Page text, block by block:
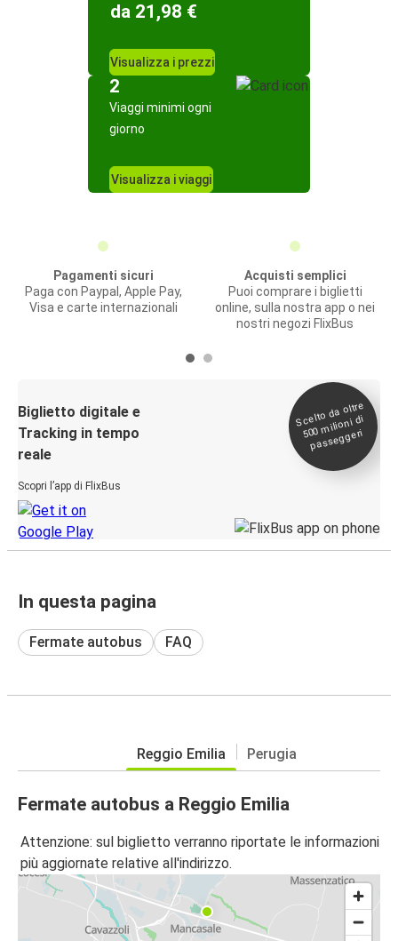
da 21,98 €
Visualizza i prezzi
2
Viaggi minimi ogni
giorno
Visualizza i viaggi
Pagamenti sicuri
Paga con Paypal, Apple Pay,
Visa e carte internazionali
Acquisti semplici
Puoi comprare i biglietti
online, sulla nostra app o nei
nostri negozi FlixBus
Biglietto digitale e
Tracking in tempo
reale
Scopri l’app di FlixBus
Scelto da oltre
500
milioni di
passeggeri
In questa pagina
Fermate autobus FAQ
Reggio Emilia Perugia
Fermate autobus a Reggio Emilia
Attenzione: sul biglietto verranno riportate le informazioni
più aggiornate relative all'indirizzo.